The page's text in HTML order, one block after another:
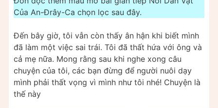
Của An-Đrây-Ca chọn lọc sau đây.
Đến bây giờ, tôi vẫn còn thấy ân hận khi biết mình
đã làm một việc sai trái. Tôi đã thất hứa với ông và
cả mẹ nữa. Mong rằng sau khi nghe xong câu
chuyện của tôi, các bạn đừng để người nuôi dạy
mình phải thất vọng vì mình như tôi nhé! Chuyện là
thế này